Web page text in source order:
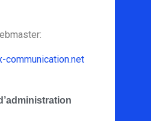
communication.net